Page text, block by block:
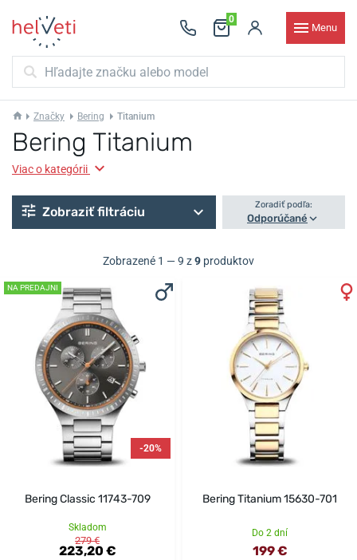
0
Menu
Značky Bering Titanium
Bering Titanium
Viac o kategórii
Zobraziť filtráciu Zoradiť podľa:
Odporúčané
Zobrazené 1 — 9 z9 produktov
NA PREDAJNI
-20%
Bering Classic 11743-709
Skladom
279 €
223,20 €
Bering Titanium 15630-701
Do 2 dní
199 €